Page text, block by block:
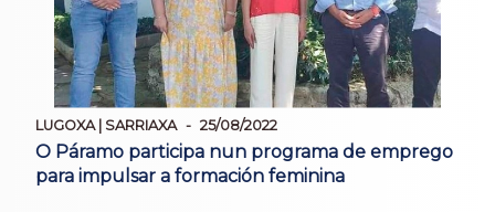
LUGOXA | SARRIAXA 25/08/2022
O Páramo participa nun programa de emprego
para impulsar a formación feminina